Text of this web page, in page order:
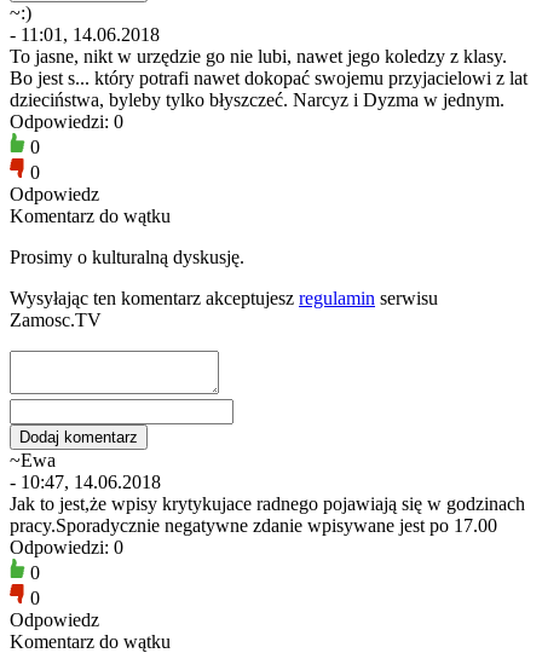
~:)
- 11:01, 14.06.2018
To jasne, nikt w urzędzie go nie lubi, nawet jego koledzy z klasy.
Bo jest s... który potrafi nawet dokopać swojemu przyjacielowi z lat
dzieciństwa, byleby tylko błyszczeć. Narcyz i Dyzma w jednym.
Odpowiedzi: 0
0
0
Odpowiedz
Komentarz do wątku
Prosimy o kulturalną dyskusję.
Wysyłając ten komentarz akceptujesz regulamin serwisu
Zamosc.TV
~Ewa
- 10:47, 14.06.2018
Jak to jest,że wpisy krytykujace radnego pojawiają się w godzinach
pracy.Sporadycznie negatywne zdanie wpisywane jest po 17.00
Odpowiedzi: 0
0
0
Odpowiedz
Komentarz do wątku